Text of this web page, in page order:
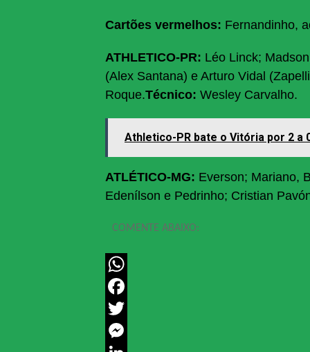
Cartões vermelhos: Fernandinho,
ATHLETICO-PR: Léo Linck;
(Alex Santana) e Arturo Vidal
Roque.Técnico: Wesley Carvalho.
Athletico-PR bate o Vitória por 2 a
ATLÉTICO-MG: Everson; Mariano,
Edenílson e Pedrinho; Cristian
COMENTE ABAIXO:
WhatsApp
Facebook
Twitter